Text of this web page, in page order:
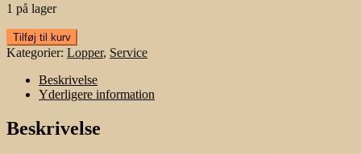
1 på lager
Terrin
-
Serveringsskål.
antal
Tilføj til kurv
Kategorier: Lopper, Service
Beskrivelse
Yderligere information
Beskrivelse